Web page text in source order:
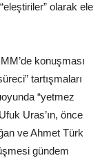
olarak ele
konuşması
tartışmaları
“yetmez
Uras’ın, önce
ve Ahmet Türk
gündem